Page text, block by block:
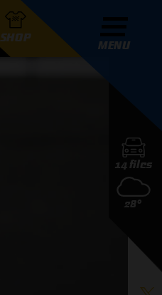
SHOP
MENU
14 files
28°